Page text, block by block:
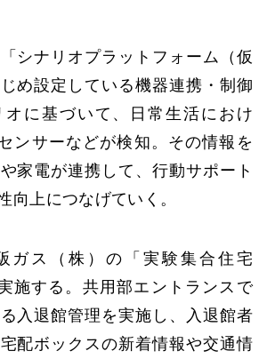
シナリオプラットフォーム（仮
め設定している機器連携・制御
オに基づいて、日常生活におけ
ンサーなどが検知。その情報を
家電が連携して、行動サポート
向上につなげていく。
ス（株）の「実験集合住宅
施する。共用部エントランスで
入退館管理を実施し、入退館者
配ボックスの新着情報や交通情